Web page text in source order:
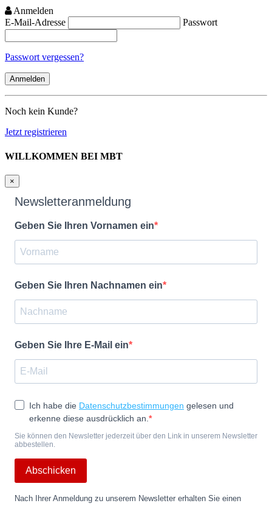
Anmelden
E-Mail-Adresse
Passwort
Passwort vergessen?
Noch kein Kunde?
Jetzt registrieren
WILLKOMMEN BEI MBT
×
Newsletteranmeldung
Geben Sie Ihren Vornamen ein
Geben Sie Ihren Nachnamen ein
Geben Sie Ihre E-Mail ein
Ich habe die Datenschutzbestimmungen gelesen und
erkenne diese ausdrücklich an.
Sie können den Newsletter jederzeit über den Link in unserem Newsletter
abbestellen.
Abschicken
Nach Ihrer Anmeldung zu unserem Newsletter erhalten Sie einen